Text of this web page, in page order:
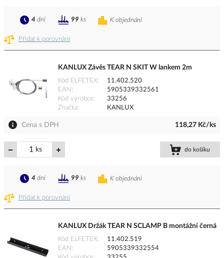
Přidat k porovnání
K objednání
4 dní 99 ks
KANLUX Závěs TEAR N SKIT W lankem 2m
Kód ELFETEX
11.402.520
EAN
5905339332561
Kód výrobce
33256
Značka
KANLUX
Cena s DPH 118,27 Kč/ks
ks do košíku
Přidat k porovnání
K objednání
4 dní 99 ks
KANLUX Držák TEAR N SCLAMP B montážní černá
Kód ELFETEX
11.402.519
EAN
5905339332554